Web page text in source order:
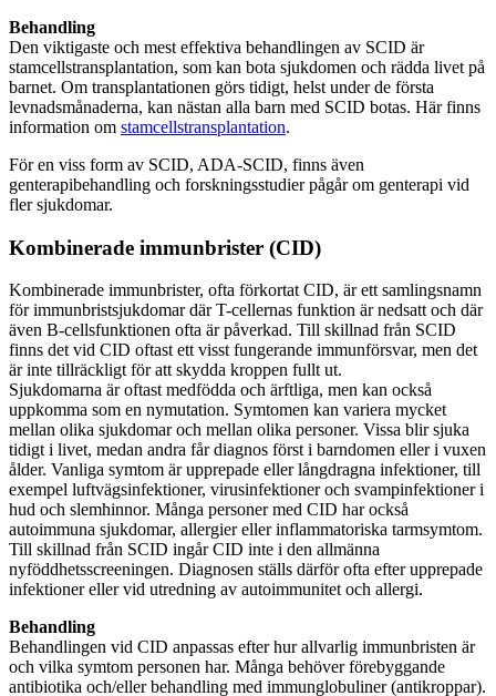
Behandling
Den viktigaste och mest effektiva behandlingen av SCID är
stamcellstransplantation, som kan bota sjukdomen och rädda livet på
barnet. Om transplantationen görs tidigt, helst under de första
levnadsmånaderna, kan nästan alla barn med SCID botas. Här finns
information om stamcellstransplantation.
För en viss form av SCID, ADA-SCID, finns även
genterapibehandling och forskningsstudier pågår om genterapi vid
fler sjukdomar.
Kombinerade immunbrister (CID)
Kombinerade immunbrister, ofta förkortat CID, är ett samlingsnamn
för immunbristsjukdomar där T-cellernas funktion är nedsatt och där
även B-cellsfunktionen ofta är påverkad. Till skillnad från SCID
finns det vid CID oftast ett visst fungerande immunförsvar, men det
är inte tillräckligt för att skydda kroppen fullt ut.
Sjukdomarna är oftast medfödda och ärftliga, men kan också
uppkomma som en nymutation. Symtomen kan variera mycket
mellan olika sjukdomar och mellan olika personer. Vissa blir sjuka
tidigt i livet, medan andra får diagnos först i barndomen eller i vuxen
ålder. Vanliga symtom är upprepade eller långdragna infektioner, till
exempel luftvägsinfektioner, virusinfektioner och svampinfektioner i
hud och slemhinnor. Många personer med CID har också
autoimmuna sjukdomar, allergier eller inflammatoriska tarmsymtom.
Till skillnad från SCID ingår CID inte i den allmänna
nyföddhetsscreeningen. Diagnosen ställs därför ofta efter upprepade
infektioner eller vid utredning av autoimmunitet och allergi.
Behandling
Behandlingen vid CID anpassas efter hur allvarlig immunbristen är
och vilka symtom personen har. Många behöver förebyggande
antibiotika och/eller behandling med immunglobuliner (antikroppar).